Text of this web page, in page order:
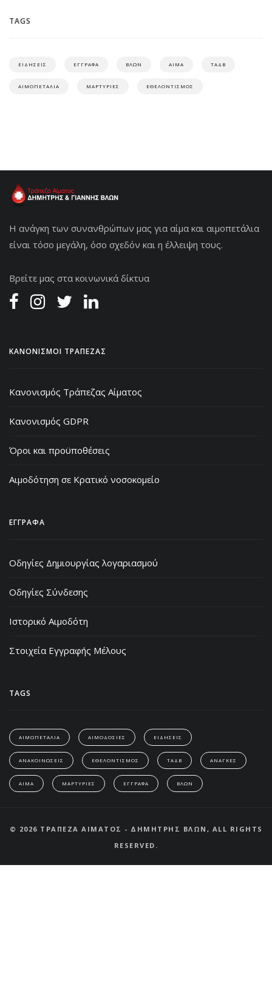
TAGS
ΕΙΔΗΣΕΙΣ ΕΓΓΡΑΦΑ ΒΛΩΝ ΑΙΜΑ ΤΑΔΒ
ΑΙΜΟΠΕΤΑΛΙΑ ΜΑΡΤΥΡΙΕΣ ΕΘΕΛΟΝΤΙΣΜΟΣ
Η ανάγκη των συνανθρώπων μας για αίμα και αιμοπετάλια
είναι τόσο μεγάλη, όσο σχεδόν και η έλλειψη τους.
Βρείτε μας στα κοινωνικά δίκτυα
ΚΑΝΟΝΙΣΜΟΙ ΤΡΑΠΕΖΑΣ
Κανονισμός Τράπεζας Αίματος
Κανονισμός GDPR
Όροι και προϋποθέσεις
Αιμοδότηση σε Κρατικό νοσοκομείο
ΕΓΓΡΑΦΑ
Οδηγίες Δημιουργίας λογαριασμού
Οδηγίες Σύνδεσης
Ιστορικό Αιμοδότη
Στοιχεία Εγγραφής Μέλους
TAGS
ΑΙΜΟΠΕΤΑΛΙΑ ΑΙΜΟΔΟΣΙΕΣ ΕΙΔΗΣΕΙΣ
ΑΝΑΚΟΙΝΩΣΕΙΣ ΕΘΕΛΟΝΤΙΣΜΟΣ ΤΑΔΒ ΑΝΑΓΚΕΣ
ΑΙΜΑ ΜΑΡΤΥΡΙΕΣ ΕΓΓΡΑΦΑ ΒΛΩΝ
© 2026 ΤΡΑΠΕΖΑ ΑΙΜΑΤΟΣ - ΔΗΜΗΤΡΗΣ ΒΛΩΝ, ALL RIGHTS
RESERVED.